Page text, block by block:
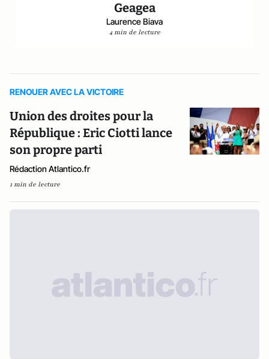
Geagea
Laurence Biava
4 min de lecture
RENOUER AVEC LA VICTOIRE
Union des droites pour la
République : Eric Ciotti lance
son propre parti
Rédaction Atlantico.fr
1 min de lecture